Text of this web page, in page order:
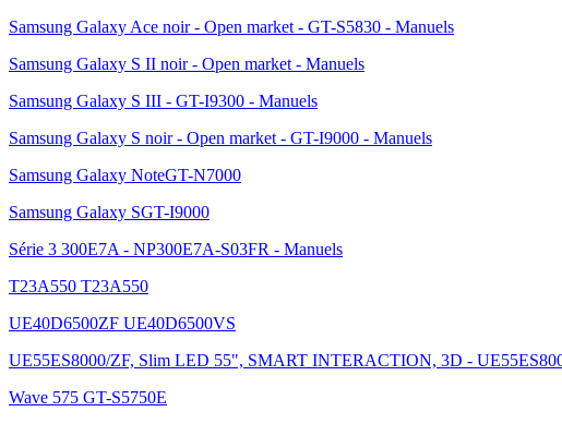
Samsung Galaxy Ace noir - Open market - GT-S5830 - Manuels
Samsung Galaxy S II noir - Open market - Manuels
Samsung Galaxy S III - GT-I9300 - Manuels
Samsung Galaxy S noir - Open market - GT-I9000 - Manuels
Samsung Galaxy NoteGT-N7000
Samsung Galaxy SGT-I9000
Série 3 300E7A - NP300E7A-S03FR - Manuels
T23A550 T23A550
UE40D6500ZF UE40D6500VS
UE55ES8000/ZF, Slim LED 55", SMART INTERACTION, 3D -
Wave 575 GT-S5750E